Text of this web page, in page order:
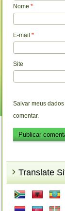
Nome*
E-mail*
Site
Salvar meus
comentar.
Translate